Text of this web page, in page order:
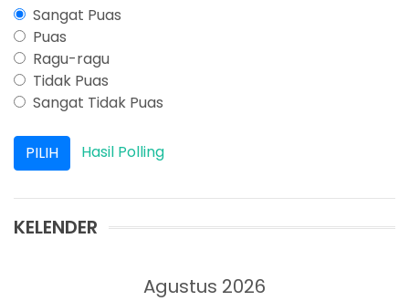
Sangat Puas
Puas
Ragu-ragu
Tidak Puas
Sangat Tidak Puas
Hasil Polling
KELENDER
Agustus 2026